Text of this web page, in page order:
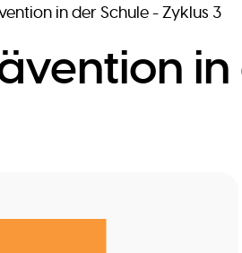
in der Schule - Zyklus 3
in